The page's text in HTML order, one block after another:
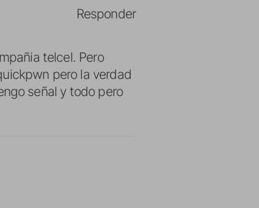
telcel. Pero
pero la verdad
señal y todo pero
Responder